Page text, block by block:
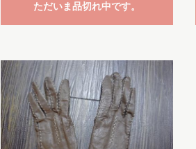
ただいま品切れ中です。